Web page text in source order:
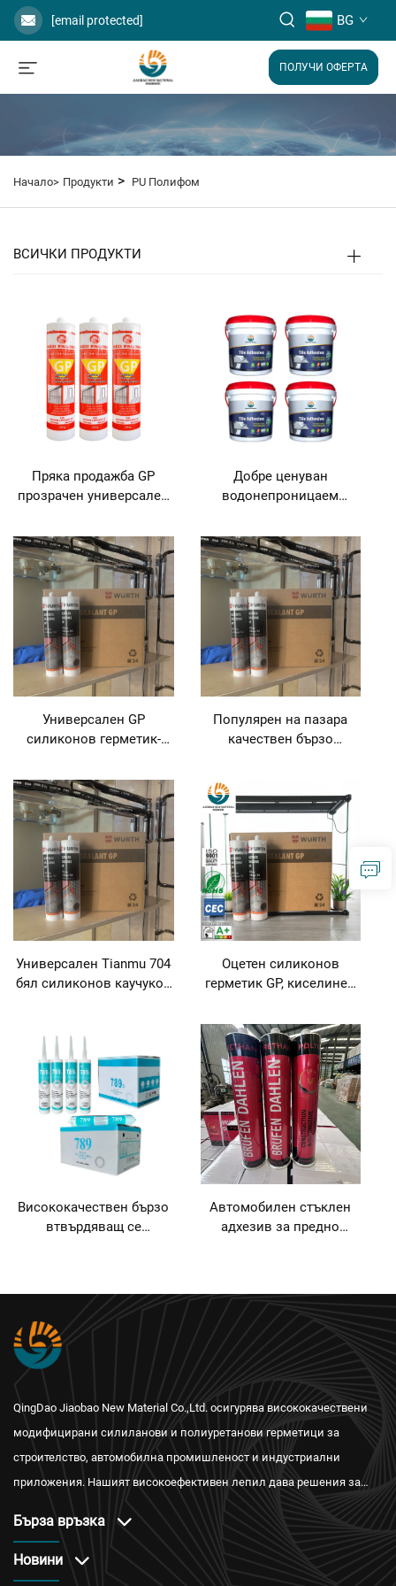
[email protected] BG
ПОЛУЧИ ОФЕРТА
Начало> Продукти > PU Полифом
ВСИЧКИ ПРОДУКТИ
Пряка продажба GP
прозрачен универсален
водонепроницаем,
киселинен адхезив за
строителство,
дърводелство,
опаковане
Добре ценуван
водонепроницаем
лепене на фина
дървесина, пъзели,
мебели, врати, подове за
дърводелство и
строителство, опаковка
Универсален GP
силиконов герметик-
Популярен на пазара
качествен бързо
герметик без свиване
Универсален Tianmu 704
бял силиконов каучуков
Оцетен силиконов
герметик GP, киселинен
силиконов оцетен
герметик
Висококачествен бързо
втвърдяващ се
Автомобилен стъклен
адхезив за предно
QingDao Jiaobao New Material Co.,Ltd. осигурява висококачествени
модифицирани силиланови и полиуретанови герметици за
строителство, автомобилна промишленост и индустриални
приложения. Нашият високоефективен лепил дава решения за
международни сертификати и надеждно следпродажбено
обслужване.
Бърза връзка
Новини